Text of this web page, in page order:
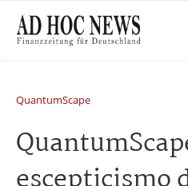
QuantumScape